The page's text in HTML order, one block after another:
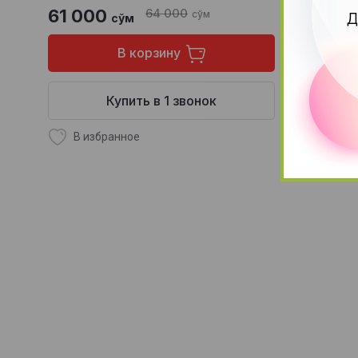
64 000 сўм
61 000 сўм
В корзину
Купить в 1 звонок
В избранное
61 000
В